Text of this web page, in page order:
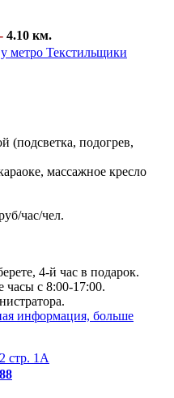
4.10 км.
(подсветка, подогрев,
массажное кресло
час/чел.
4-й час в подарок.
часы с 8:00-17:00.
информация, больше
стр. 1А